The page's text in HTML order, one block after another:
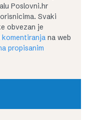
Poslovni.hr
Svaki
obvezan je
komentiranja na web
propisanim